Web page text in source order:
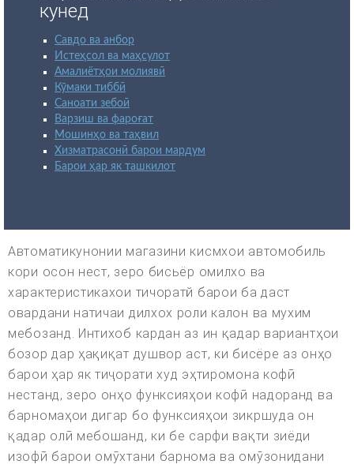
кунед
Савдо ва анбор
Истеҳсол ва маҳсулот
Амалиётҳои молиявӣ
Кӯмаки тиббӣ
Саноати зебоӣ
Варзиш ва фароғат
Мошинҳо ва таҳвил
Хизматрасонӣ барои мардум
Барои ҳар як ташкилот
Автоматикунонии магазини кисмхои автомобиль
кори осон нест, зеро бисьёр омилхо ва
характеристикахои тичоратй барои ба даст
овардани натичаи дилхох роли калон ва мухим
мебозанд. Интихоб кардан аз ин қадар вариантҳои
бозор дар ҳақиқат душвор аст, ки бисёре аз онҳо
барои ҳар як тиҷорати худ эҳтиромона кофӣ
нестанд, зеро онҳо функсияҳои кофӣ надоранд ва
барномаҳои дигар бо функсияҳои зикршуда он
қадар олӣ мебошанд, ки бе сарфи вақти зиёди
изофӣ барои омӯхтани барнома ва омӯзонидани